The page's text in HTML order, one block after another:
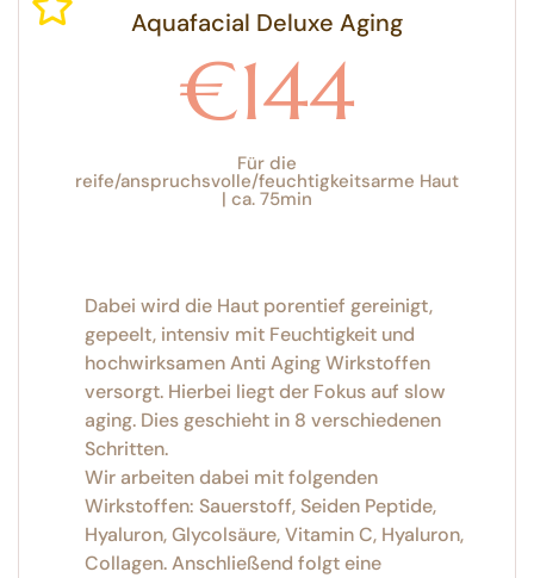
Aquafacial Deluxe Aging
€144
Für die
reife/anspruchsvolle/feuchtigkeitsarme Haut
| ca. 75min
Dabei wird die Haut porentief gereinigt,
gepeelt, intensiv mit Feuchtigkeit und
hochwirksamen Anti Aging Wirkstoffen
versorgt. Hierbei liegt der Fokus auf slow
aging. Dies geschieht in 8 verschiedenen
Schritten.
Wir arbeiten dabei mit folgenden
Wirkstoffen: Sauerstoff, Seiden Peptide,
Hyaluron, Glycolsäure, Vitamin C, Hyaluron,
Collagen. Anschließend folgt eine